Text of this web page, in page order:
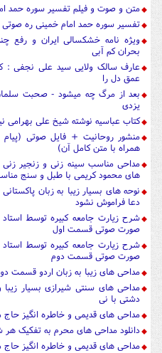
متن و صوت و فیلم تفسیر سوره حمد امام
تفسیر سوره حمد امام خمینی ره صوتی 5 جلسه
ویژه نامه خشکسالی ایران و رفع
بحران کم آبی
عارف سالک ولایی سید علی نجفی :
عمق دل را
بعد از مرگ چه میشود - صحبت
یزدی
کتاب عباسیه نوشته شیخ علی بهرامی
منشور روحانیت + فایل صوتی (پیام
همراه با متن کامل آن)
مداحی مناسب سینه زنی و زنجیر
های محمود کریمی با طبل و سنج
نوحه های بسیار زیبا به زبان
دعا فراموش نشود
صورت صوتی قسمت اول
صورت صوتی قسمت دوم
مداحی های زیبا به زبان اردو قسمت
مداحی های سنتی شیرازی بسیار
دشتی با نی
مداحی های قدیمی و خاطره انگیز
دانلود مداحی های محرم به تفکیک
مداحی های قدیمی و خاطره انگیز حاج